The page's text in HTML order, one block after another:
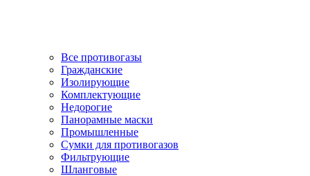
Все противогазы
Гражданские
Изолирующие
Комплектующие
Недорогие
Панорамные маски
Промышленные
Сумки для противогазов
Фильтрующие
Шланговые